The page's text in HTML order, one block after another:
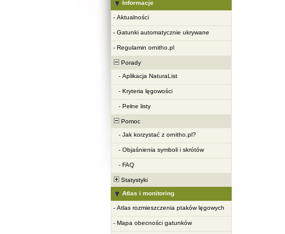
Informacje
- Aktualności
- Gatunki automatycznie ukrywane
- Regulamin ornitho.pl
Porady
- Aplikacja NaturaList
- Kryteria lęgowości
- Pełne listy
Pomoc
- Jak korzystać z ornitho.pl?
- Objaśnienia symboli i skrótów
- FAQ
Statystyki
Atlas i monitoring
- Atlas rozmieszczenia ptaków lęgowych
- Mapa obecności gatunków